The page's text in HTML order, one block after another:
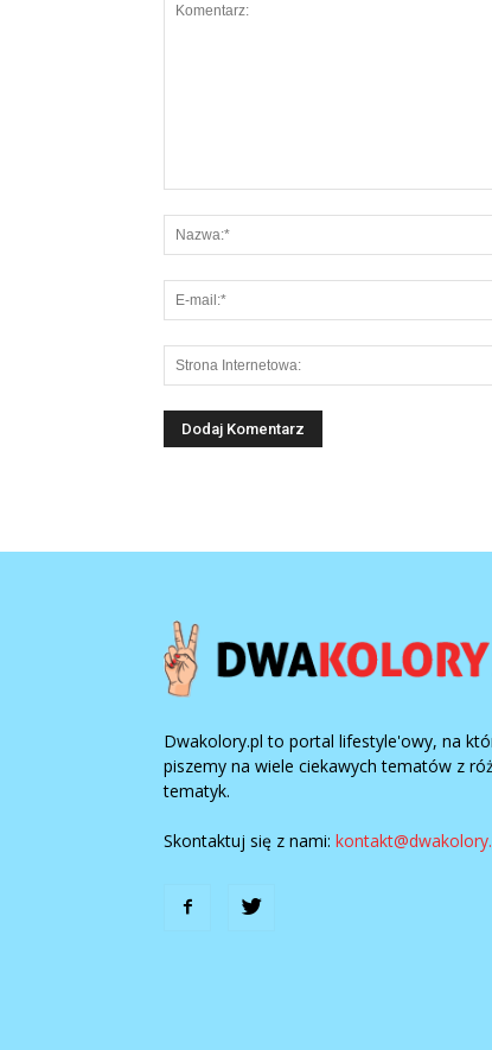
Dwakolory.pl to portal lifestyle'owy, na
piszemy na wiele ciekawych tematów z
tematyk.
Skontaktuj się z nami: